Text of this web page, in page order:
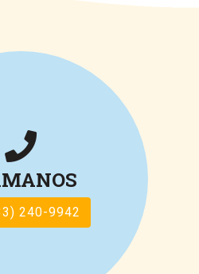
240-9942